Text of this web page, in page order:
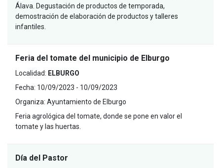
Álava. Degustación de productos de temporada,
demostración de elaboración de productos y talleres
infantiles.
Feria del tomate del municipio de Elburgo
Localidad: ELBURGO
Fecha: 10/09/2023 - 10/09/2023
Organiza: Ayuntamiento de Elburgo
Feria agrológica del tomate, donde se pone en valor el
tomate y las huertas.
Día del Pastor